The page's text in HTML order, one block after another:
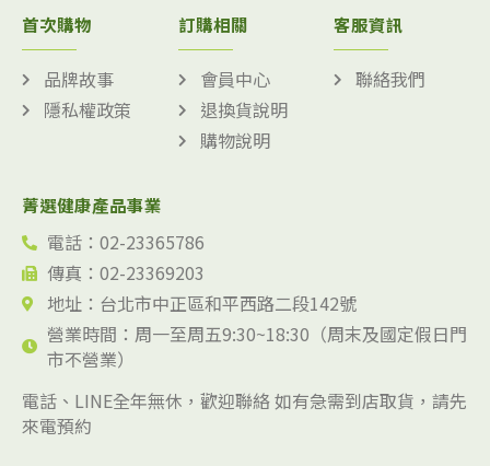
首次購物
品牌故事
隱私權政策
訂購相關
會員中心
退換貨說明
購物說明
客服資訊
聯絡我們
菁選健康產品事業
電話：02-23365786
傳真：02-23369203
地址：台北市中正區和平西路二段142號
營業時間：周一至周五9:30~18:30（周末及國定假日門
市不營業）
電話、LINE全年無休，歡迎聯絡 如有急需到店取貨，請先
來電預約